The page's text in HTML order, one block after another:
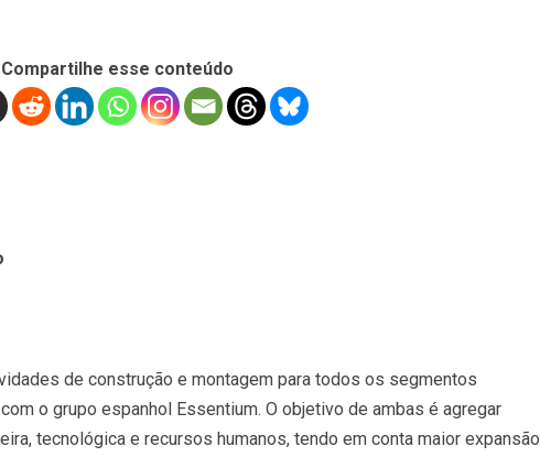
Compartilhe esse conteúdo
de construção e montagem para todos os segmentos
o grupo espanhol Essentium. O objetivo de ambas é agregar
tecnológica e recursos humanos, tendo em conta maior expansão